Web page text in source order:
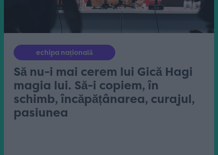
echipa națională
Să nu-i mai cerem lui Gică Hagi
magia lui. Să-i copiem, în
schimb, încăpățânarea, curajul,
pasiunea